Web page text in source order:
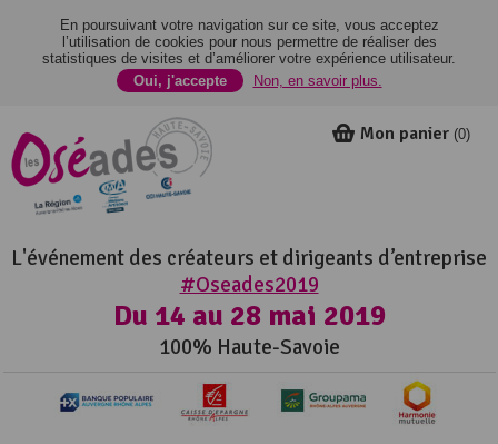
En poursuivant votre navigation sur ce site, vous acceptez
l’utilisation de cookies pour nous permettre de réaliser des
statistiques de visites et d’améliorer votre expérience utilisateur.
Oui, j'accepte
Non, en savoir plus.
L'événement des créateurs et dirigeants d’entreprise
#Oseades2019
Du 14 au 28 mai 2019
100% Haute-Savoie
Mon panier (0)